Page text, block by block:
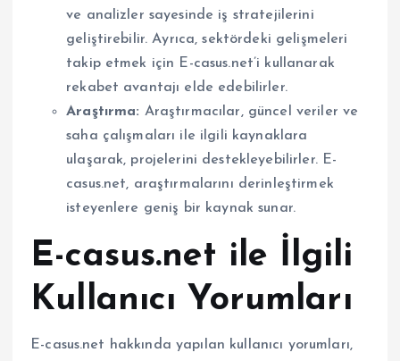
ve analizler sayesinde iş stratejilerini
geliştirebilir. Ayrıca, sektördeki gelişmeleri
takip etmek için E-casus.net’i kullanarak
rekabet avantajı elde edebilirler.
Araştırma: Araştırmacılar, güncel veriler ve
saha çalışmaları ile ilgili kaynaklara
ulaşarak, projelerini destekleyebilirler. E-
casus.net, araştırmalarını derinleştirmek
isteyenlere geniş bir kaynak sunar.
E-casus.net ile İlgili
Kullanıcı Yorumları
E-casus.net hakkında yapılan kullanıcı yorumları,